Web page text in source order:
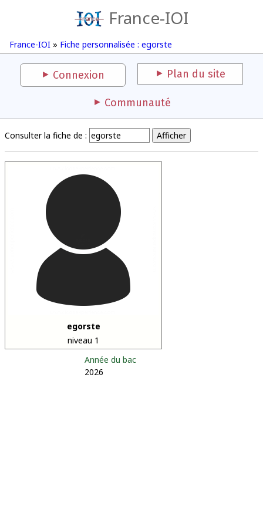
France-IOI
France-IOI » Fiche personnalisée : egorste
Connexion Plan du site
Communauté
Consulter la fiche de :
egorste
niveau 1
Année du bac
2026